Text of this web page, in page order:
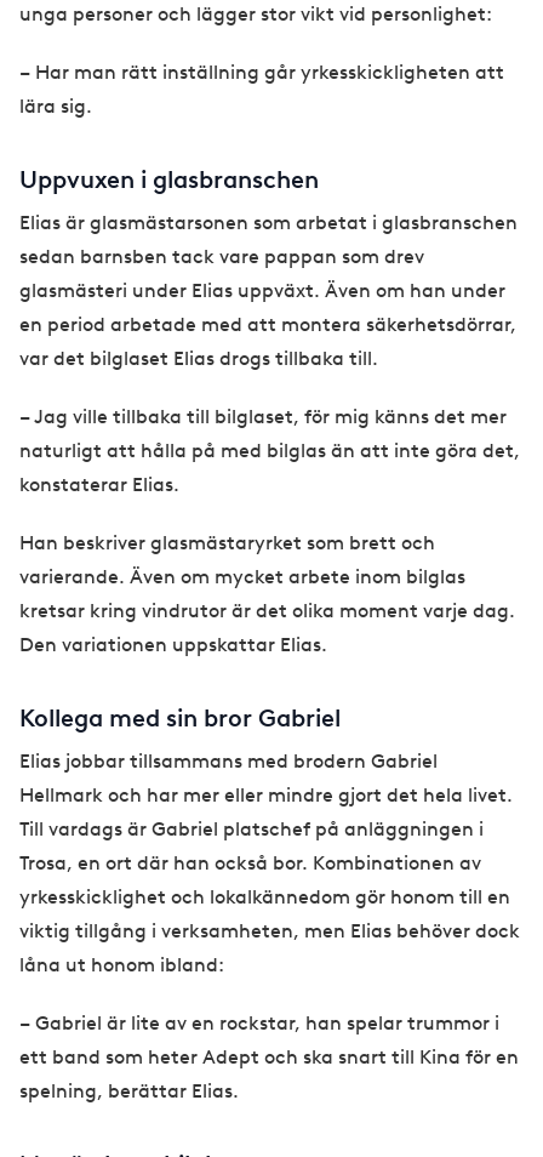
unga personer och lägger stor vikt vid personlighet:
– Har man rätt inställning går yrkesskickligheten att
lära sig.
Uppvuxen i glasbranschen
Elias är glasmästarsonen som arbetat i glasbranschen
sedan barnsben tack vare pappan som drev
glasmästeri under Elias uppväxt. Även om han under
en period arbetade med att montera säkerhetsdörrar,
var det bilglaset Elias drogs tillbaka till.
– Jag ville tillbaka till bilglaset, för mig känns det mer
naturligt att hålla på med bilglas än att inte göra det,
konstaterar Elias.
Han beskriver glasmästaryrket som brett och
varierande. Även om mycket arbete inom bilglas
kretsar kring vindrutor är det olika moment varje dag.
Den variationen uppskattar Elias.
Kollega med sin bror Gabriel
Elias jobbar tillsammans med brodern Gabriel
Hellmark och har mer eller mindre gjort det hela livet.
Till vardags är Gabriel platschef på anläggningen i
Trosa, en ort där han också bor. Kombinationen av
yrkesskicklighet och lokalkännedom gör honom till en
viktig tillgång i verksamheten, men Elias behöver dock
låna ut honom ibland:
– Gabriel är lite av en rockstar, han spelar trummor i
ett band som heter Adept och ska snart till Kina för en
spelning, berättar Elias.